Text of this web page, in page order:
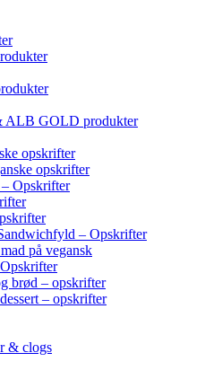
ALB GOLD produkter
opskrifter
opskrifter
– Opskrifter
– Opskrifter
på vegansk
brød – opskrifter
– opskrifter
& clogs